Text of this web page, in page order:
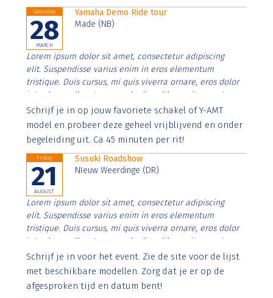
Saturday
28
MARCH
Yamaha Demo Ride tour
Made (NB)
Lorem ipsum dolor sit amet, consectetur adipiscing
elit. Suspendisse varius enim in eros elementum
tristique. Duis cursus, mi quis viverra ornare, eros dolor
interdum nulla, ut commodo diam libero vitae erat.
Aenean faucibus nibh et justo cursus id rutrum lorem
imperdiet. Nunc ut sem vitae risus tristique posuere.
Schrijf je in op jouw favoriete schakel of Y-AMT
model en probeer deze geheel vrijblijvend en onder
begeleiding uit. Ca 45 minuten per rit!
Friday
21
AUGUST
Susuki Roadshow
NIeuw Weerdinge (DR)
Lorem ipsum dolor sit amet, consectetur adipiscing
elit. Suspendisse varius enim in eros elementum
tristique. Duis cursus, mi quis viverra ornare, eros dolor
interdum nulla, ut commodo diam libero vitae erat.
Aenean faucibus nibh et justo cursus id rutrum lorem
imperdiet. Nunc ut sem vitae risus tristique posuere.
Schrijf je in voor het event. Zie de site voor de lijst
met beschikbare modellen. Zorg dat je er op de
afgesproken tijd en datum bent!